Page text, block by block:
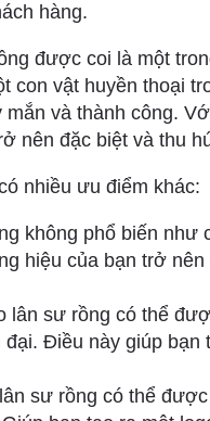
hàng.
được coi là một
con vật huyền thoại
và thành công.
nên đặc biệt và thu
nhiều ưu điểm khác:
không phổ biến như
hiệu của bạn trở
lân sư rồng có thể
Điều này giúp
sư rồng có thể